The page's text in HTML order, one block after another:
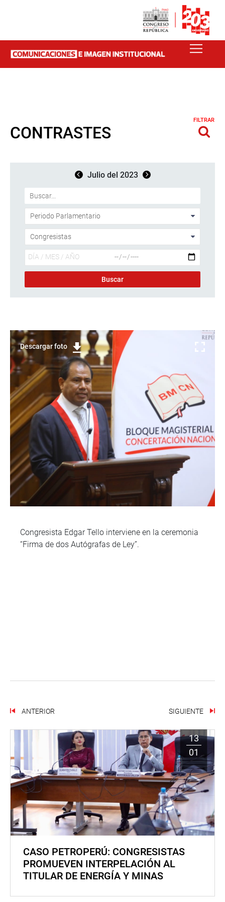
CONTRASTES
FILTRAR
Julio del 2023
Descargar foto
Congresista Edgar Tello interviene en la ceremonia
“Firma de dos Autógrafas de Ley”.
ANTERIOR SIGUIENTE
13
01
CASO PETROPERÚ: CONGRESISTAS
PROMUEVEN INTERPELACIÓN AL
TITULAR DE ENERGÍA Y MINAS